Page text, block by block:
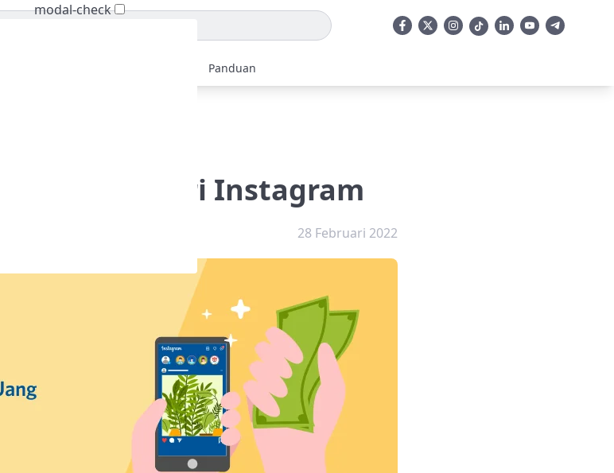
Panduan
Uang dari Instagram
28 Februari 2022
modal-check